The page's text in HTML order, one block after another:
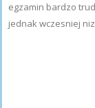
egzamin bardzo
jednak wczesniej